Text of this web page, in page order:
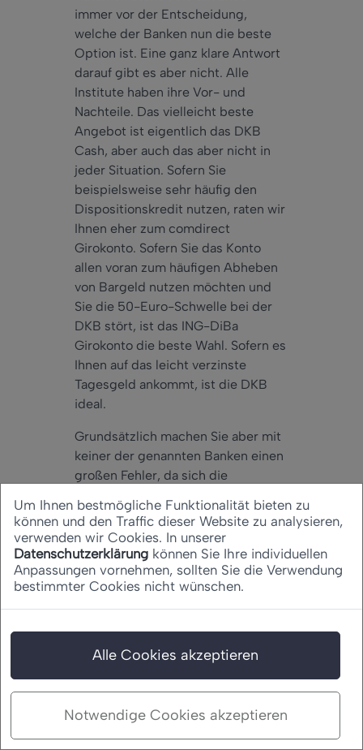
immer vor der Entscheidung,
welche der Banken nun die beste
Option ist. Eine ganz klare Antwort
darauf gibt es aber nicht. Alle
Institute haben ihre Vor- und
Nachteile. Das vielleicht beste
Angebot ist eigentlich das DKB
Cash, aber auch das aber nicht in
jeder Situation. Sofern Sie
beispielsweise sehr häufig den
Dispositionskredit nutzen, raten wir
Ihnen eher zum comdirect
Girokonto. Sofern Sie das Konto
allen voran zum häufigen Abheben
von Bargeld nutzen möchten und
Sie die 50-Euro-Schwelle bei der
DKB stört, ist das ING-DiBa
Girokonto die beste Wahl. Sofern es
Ihnen auf das leicht verzinste
Tagesgeld ankommt, ist die DKB
ideal.
Grundsätzlich machen Sie aber mit
keiner der genannten Banken einen
großen Fehler, da sich die
unterscheiden. Die DKB bietet
jedochfür Vielreisende die besten
Konditionen. Dennbei dieser
entfällt noch die
Fremdwährungsgebühr. Bargeld
kannalso quasian jedem
Automaten weltweit gebührenfrei
abgehoben werden.
Die Wahl der richtigen
Direktbank treffen
Die perfekte Entscheidung
Um Ihnen bestmögliche Funktionalität bieten zu
können und den Traffic dieser Website zu analysieren,
verwenden wir Cookies. In unserer
Datenschutzerklärung können Sie Ihre individuellen
Anpassungen vornehmen, sollten Sie die Verwendung
bestimmter Cookies nicht wünschen.
Alle Cookies akzeptieren
Notwendige Cookies akzeptieren